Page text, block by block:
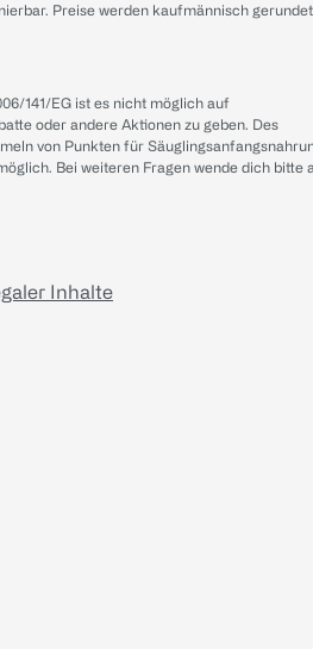
Preise werden kaufmännisch
141/EG ist es nicht möglich auf
oder andere Aktionen zu geben. Des
von Punkten für
Bei weiteren Fragen wende dich bitte
Inhalte